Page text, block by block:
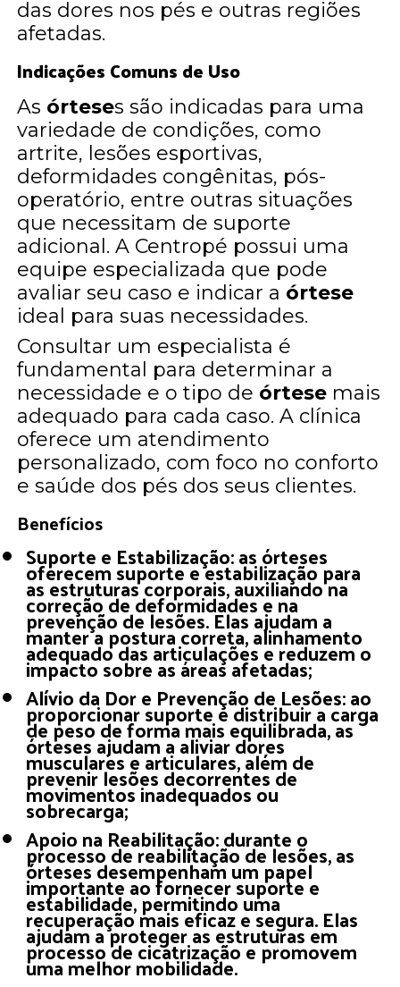
das dores nos pés e outras regiões
afetadas.
Indicações Comuns de Uso
As órteses são indicadas para uma
variedade de condições, como
artrite, lesões esportivas,
deformidades congênitas, pós-
operatório, entre outras situações
que necessitam de suporte
adicional. A Centropé possui uma
equipe especializada que pode
avaliar seu caso e indicar a órtese
ideal para suas necessidades.
Consultar um especialista é
fundamental para determinar a
necessidade e o tipo de órtese mais
adequado para cada caso. A clínica
oferece um atendimento
personalizado, com foco no conforto
e saúde dos pés dos seus clientes.
Benefícios
Suporte e Estabilização: as órteses
oferecem suporte e estabilização para
as estruturas corporais, auxiliando na
correção de deformidades e na
prevenção de lesões. Elas ajudam a
manter a postura correta, alinhamento
adequado das articulações e reduzem o
impacto sobre as áreas afetadas;
Alívio da Dor e Prevenção de Lesões: ao
proporcionar suporte e distribuir a carga
de peso de forma mais equilibrada, as
órteses ajudam a aliviar dores
musculares e articulares, além de
prevenir lesões decorrentes de
movimentos inadequados ou
sobrecarga;
Apoio na Reabilitação: durante o
processo de reabilitação de lesões, as
órteses desempenham um papel
importante ao fornecer suporte e
estabilidade, permitindo uma
recuperação mais eficaz e segura. Elas
ajudam a proteger as estruturas em
processo de cicatrização e promovem
uma melhor mobilidade.